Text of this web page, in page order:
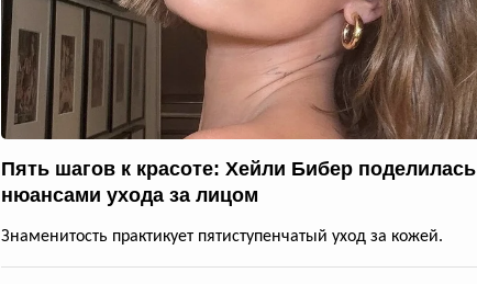
Пять шагов к красоте: Хейли Бибер поделилась
нюансами ухода за лицом
Знаменитость практикует пятиступенчатый уход за кожей.